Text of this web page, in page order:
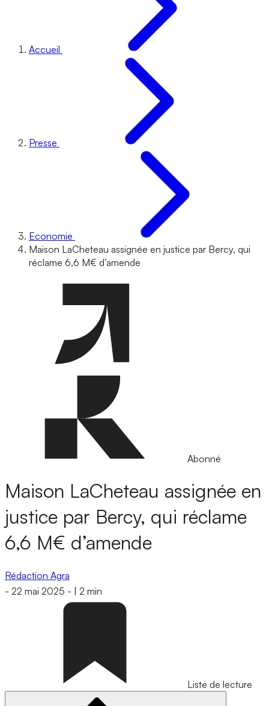
Accueil
Presse
Economie
Maison LaCheteau assignée en justice par Bercy, qui
réclame 6,6 M€ d’amende
Abonné
Maison LaCheteau assignée en
justice par Bercy, qui réclame
6,6 M€ d’amende
Rédaction Agra
- 22 mai 2025 - 2 min
Liste de lecture